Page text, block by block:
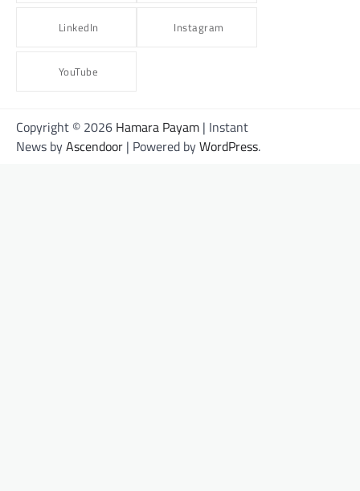
LinkedIn Instagram
YouTube
Copyright © 2026 Hamara Payam | Instant
News byAscendoor | Powered byWordPress.